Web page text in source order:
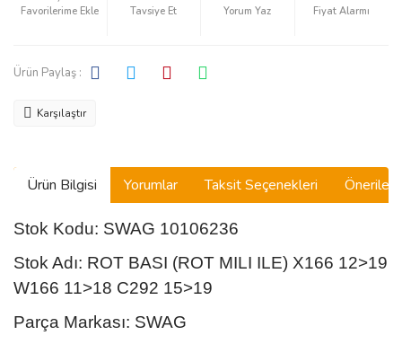
Tavsiye Et Yorum Yaz Fiyat Alarmı
Ürün Paylaş :
Karşılaştır
Ürün Bilgisi Yorumlar Taksit Seçenekleri
Stok Kodu: SWAG 10106236
Stok Adı: ROT BASI (ROT MILI ILE) X166 12>19
W166 11>18 C292 15>19
Parça Markası: SWAG